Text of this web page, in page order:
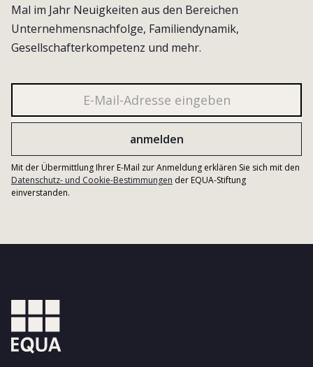
Mal im Jahr Neuigkeiten aus den Bereichen
Unternehmensnachfolge, Familiendynamik,
Gesellschafterkompetenz und mehr.
Mit der Übermittlung Ihrer E-Mail zur Anmeldung erklären Sie sich mit den
Datenschutz- und Cookie-Bestimmungen der EQUA-Stiftung
einverstanden.